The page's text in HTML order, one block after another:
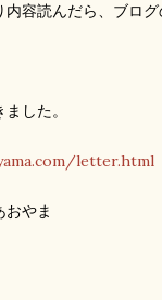
内容読んだら、ブロ
した。
letter.html
おやま